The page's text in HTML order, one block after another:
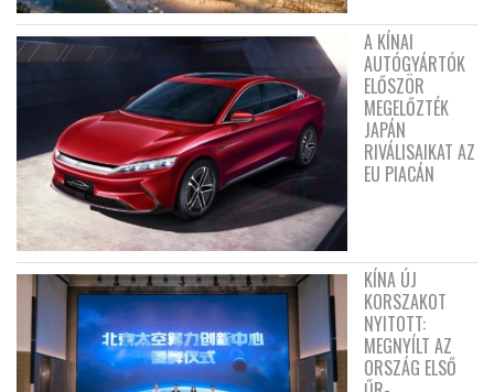
A KÍNAI
AUTÓGYÁRTÓK
ELŐSZÖR
MEGELŐZTÉK
JAPÁN
RIVÁLISAIKAT AZ
EU PIACÁN
KÍNA ÚJ
KORSZAKOT
NYITOTT:
MEGNYÍLT AZ
ORSZÁG ELSŐ